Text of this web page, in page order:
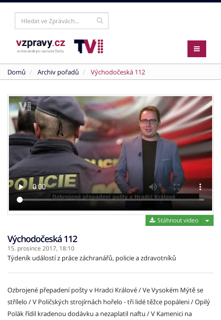
Domů Archiv pořadů Východočeská 112
Stáhnout video
Východočeská 112
15. prosince 2017, 18:10
Týdeník událostí z práce záchranářů, policie a zdravotníků
Ozbrojené přepadení pošty v Hradci Králové / Ve Vysokém Mýtě se
střílelo / V Poličských strojírnách hořelo - tři lidé těžce popáleni / Opilý
Polák řídil kradenou dodávku a nezaplatil naftu / V Kamenici na